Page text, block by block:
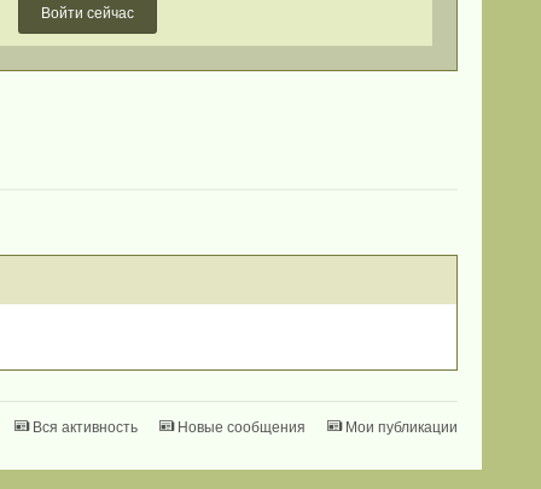
Войти сейчас
Вся активность Новые сообщения Мои публикации